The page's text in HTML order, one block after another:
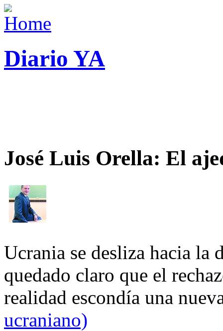
Diario YA
José Luis Orella: El
Ucrania se desliza hacia
quedado claro que el
realidad escondía una
ucraniano)